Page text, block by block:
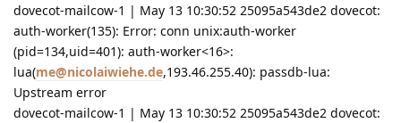
dovecot-mailcow-1 | May 13 10:30:52 25095a543de2 dovecot:
auth-worker(135): Error: conn unix:auth-worker
(pid=134,uid=401): auth-worker<16>:
lua(me@nicolaiwiehe.de,193.46.255.40): passdb-lua:
Upstream error
dovecot-mailcow-1 | May 13 10:30:52 25095a543de2 dovecot: